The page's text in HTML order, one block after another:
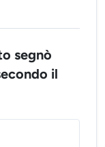
segnò
il